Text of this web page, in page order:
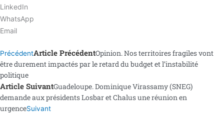
LinkedIn
WhatsApp
Email
PrécédentArticle PrécédentOpinion. Nos territoires fragiles vont
être durement impactés par le retard du budget et l’instabilité
politique
Article SuivantGuadeloupe. Dominique Virassamy (SNEG)
demande aux présidents Losbar et Chalus une réunion en
urgenceSuivant